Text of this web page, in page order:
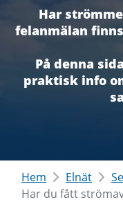
Har
felanmälan
På denna
praktisk info
Hem Elnät
Har du fått